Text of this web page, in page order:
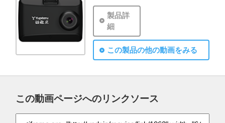
製品詳
細
この製品の他の動画をみる
この動画ページへのリンクソース